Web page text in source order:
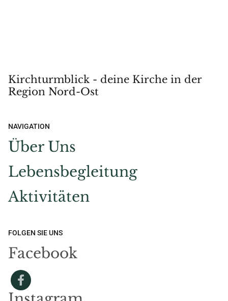
Kirchturmblick - deine Kirche in der
Region Nord-Ost
NAVIGATION
Über Uns
Lebensbegleitung
Aktivitäten
FOLGEN SIE UNS
Facebook